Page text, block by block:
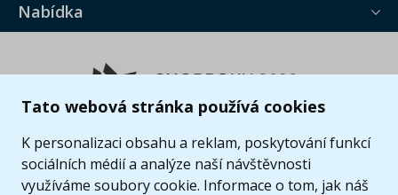
Tato webová stránka používá cookies
K personalizaci obsahu a reklam, poskytování funkcí
sociálních médií a analýze naší návštěvnosti
využíváme soubory cookie. Informace o tom, jak náš
Nabídka